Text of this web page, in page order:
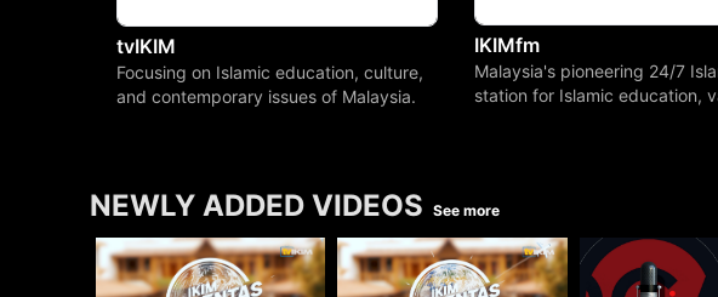
tvIKIM
Focusing on Islamic education, culture,
and contemporary issues of Malaysia.
IKIMfm
Malaysia's pioneering 24/7
station for Islamic education,
NEWLY ADDED VIDEOS See more